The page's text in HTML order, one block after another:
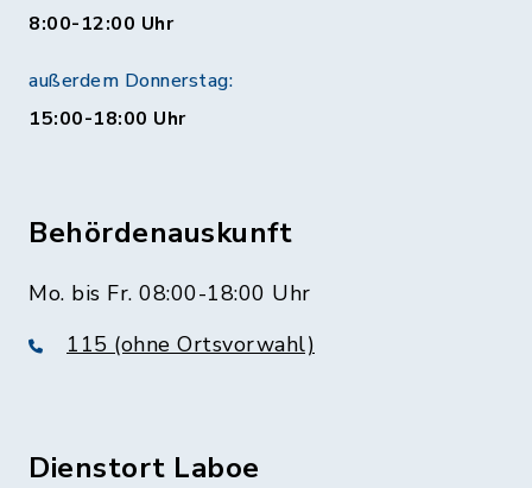
8:00-12:00 Uhr
außerdem Donnerstag:
15:00-18:00 Uhr
Behördenauskunft
Mo. bis Fr. 08:00-18:00 Uhr
115 (ohne Ortsvorwahl)
Dienstort Laboe